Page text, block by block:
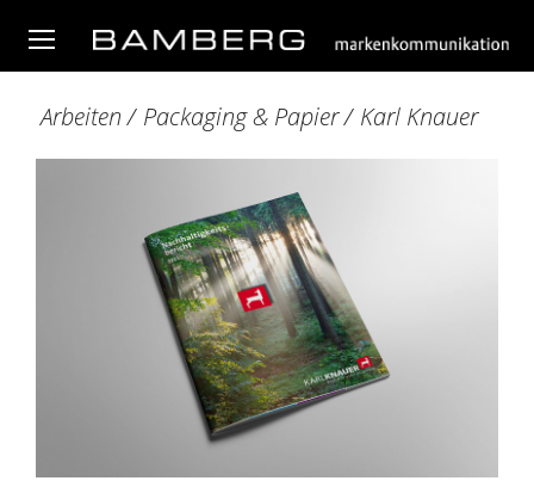
Arbeiten/ Packaging & Papier/ Karl Knauer